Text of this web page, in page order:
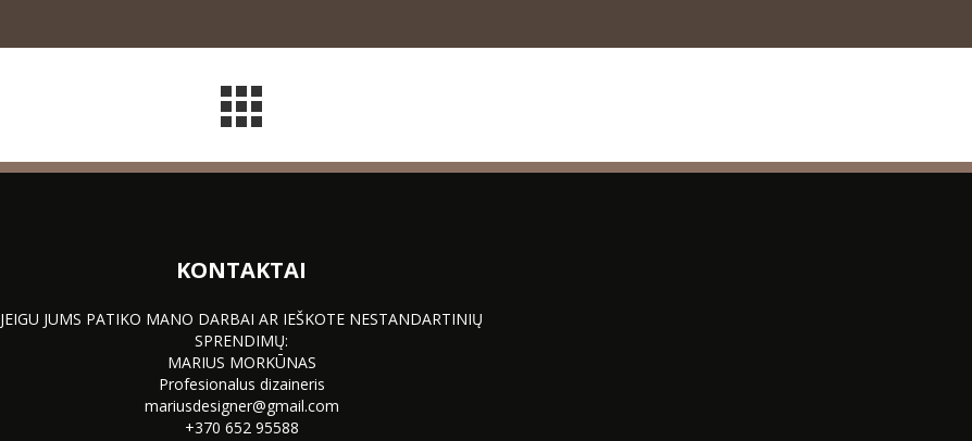
KONTAKTAI
JEIGU JUMS PATIKO MANO DARBAI AR IEŠKOTE NESTANDARTINIŲ
SPRENDIMŲ:
MARIUS MORKŪNAS
Profesionalus dizaineris
mariusdesigner@gmail.com
+370 652 95588